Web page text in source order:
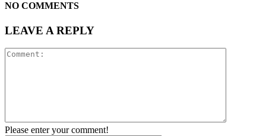
NO COMMENTS
LEAVE A REPLY
Please enter your comment!